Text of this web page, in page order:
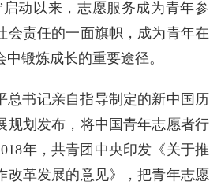
启动以来，志愿服务成为青年参
会责任的一面旗帜，成为青年在
锻炼成长的重要途径。
总书记亲自指导制定的新中国历
规划发布，将中国青年志愿者行
年，共青团中央印发《关于推
改革发展的意见》，把青年志愿